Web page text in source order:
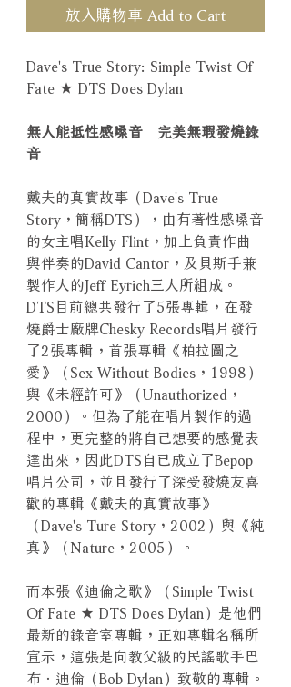
放入購物車 Add to Cart
Dave's True Story: Simple Twist Of
Fate ★ DTS Does Dylan
無人能抵性感嗓音 完美無瑕發燒錄
音
戴夫的真實故事（Dave's True
Story，簡稱DTS），由有著性感嗓音
的女主唱Kelly Flint，加上負責作曲
與伴奏的David Cantor，及貝斯手兼
製作人的Jeff Eyrich三人所組成。
DTS目前總共發行了5張專輯，在發
燒爵士廠牌Chesky Records唱片發行
了2張專輯，首張專輯《柏拉圖之
愛》（Sex Without Bodies，1998）
與《未經許可》（Unauthorized，
2000）。但為了能在唱片製作的過
程中，更完整的將自己想要的感覺表
達出來，因此DTS自已成立了Bepop
唱片公司，並且發行了深受發燒友喜
歡的專輯《戴夫的真實故事》
（Dave's Ture Story，2002）與《純
真》（Nature，2005）。
而本張《迪倫之歌》（Simple Twist
Of Fate ★ DTS Does Dylan）是他們
最新的錄音室專輯，正如專輯名稱所
宣示，這張是向教父級的民謠歌手巴
布．迪倫（Bob Dylan）致敬的專輯。